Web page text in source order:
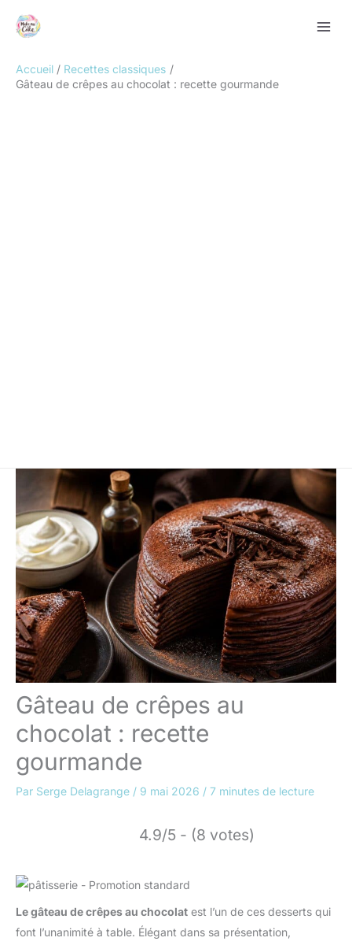
Accueil
Recettes classiques
Gâteau de crêpes au chocolat : recette gourmande
Gâteau de crêpes au
chocolat : recette
gourmande
Par Serge Delagrange / 9 mai 2026 / 7 minutes de lecture
4.9/5 - (8 votes)
Le gâteau de crêpes au chocolat est l’un de ces desserts qui
font l’unanimité à table. Élégant dans sa présentation,